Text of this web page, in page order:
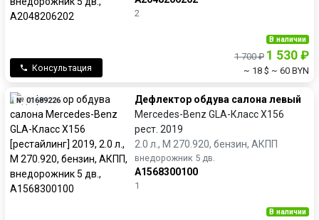
2
Консультация
В наличии
1 700 ₽ 1 530 ₽
~ 18 $ ~ 60 BYN
№ 01689226
Дефлектор обдува салона левый
Mercedes-Benz GLA-Класс X156
рест. 2019
2.0 л., M 270.920, бензин, АКПП
внедорожник 5 дв.
A1568300100
1
В наличии